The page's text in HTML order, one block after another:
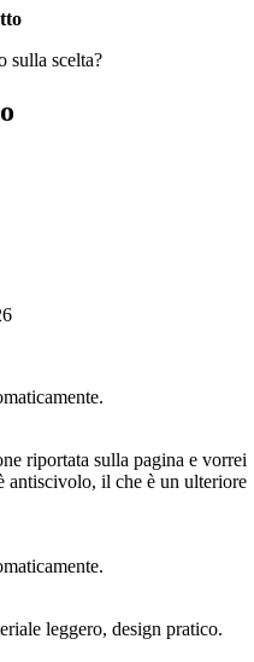
sulla scelta?
riportata sulla pagina e vorrei
antiscivolo, il che è un ulteriore
leggero, design pratico.